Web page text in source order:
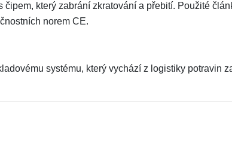
který zabrání zkratování a přebití. Použité
norem CE.
systému, který vychází z logistiky potravin